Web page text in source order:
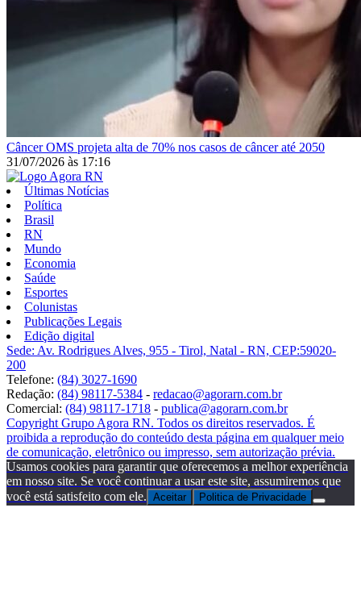
CâncerOMS projeta alta de 70% nos casos de câncer até 2050
31/07/2026 às 17:16
Últimas Notícias
Política
Brasil
RN
Mundo
Economia
Saúde
Esportes
Colunistas
Publicações Legais
Edição digital
Sede: Av. Rodrigues Alves, 955 - Tirol, Natal - RN, CEP:59020-
200
Telefone: (84) 3027-1690
Redação: (84) 98117-5384 - redacao@agorarn.com.br
Comercial: (84) 98117-1718 - publica@agorarn.com.br
Copyright Grupo Agora RN. Todos os direitos reservados. É
proibida a reprodução do conteúdo desta página em qualquer meio
de comunicação, eletrônico ou impresso, sem autorização prévia.
Usamos cookies para garantir que oferecemos a melhor experiência
em nosso site. Se você continuar a usar este site, assumiremos que
você está satisfeito com ele. Aceitar Politica de Privacidade